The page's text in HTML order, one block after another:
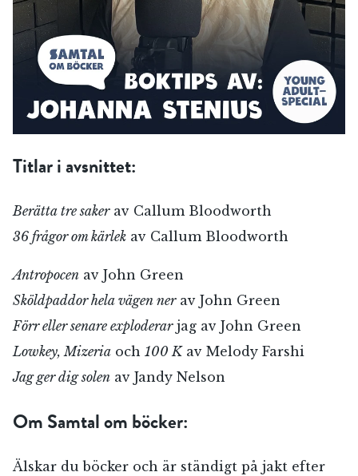
Titlar i avsnittet:
Berätta tre sakerav Callum Bloodworth
36 frågor om kärlek av Callum Bloodworth
Antropocen av John Green
Sköldpaddor hela vägen nerav John Green
Förr eller senare exploderarjag av John Green
Lowkey, Mizeria och 100 Kav Melody Farshi
Jag ger dig solen av Jandy Nelson
Om Samtal om böcker:
Älskar du böcker och är ständigt på jakt efter